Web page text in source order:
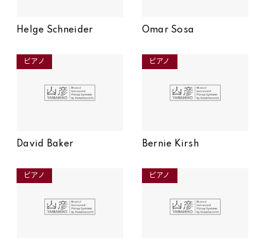
Helge Schneider Omar Sosa
ピアノ
David Baker
ピアノ
Bernie Kirsh
ピアノ ピアノ